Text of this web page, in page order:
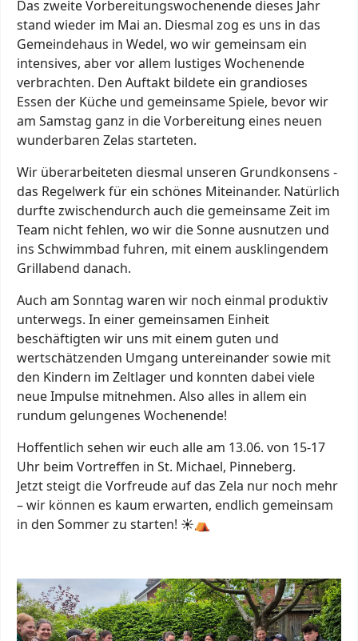
Das zweite Vorbereitungswochenende dieses Jahr
stand wieder im Mai an. Diesmal zog es uns in das
Gemeindehaus in Wedel, wo wir gemeinsam ein
intensives, aber vor allem lustiges Wochenende
verbrachten. Den Auftakt bildete ein grandioses
Essen der Küche und gemeinsame Spiele, bevor wir
am Samstag ganz in die Vorbereitung eines neuen
wunderbaren Zelas starteten.
Wir überarbeiteten diesmal unseren Grundkonsens -
das Regelwerk für ein schönes Miteinander. Natürlich
durfte zwischendurch auch die gemeinsame Zeit im
Team nicht fehlen, wo wir die Sonne ausnutzen und
ins Schwimmbad fuhren, mit einem ausklingendem
Grillabend danach.
Auch am Sonntag waren wir noch einmal produktiv
unterwegs. In einer gemeinsamen Einheit
beschäftigten wir uns mit einem guten und
wertschätzenden Umgang untereinander sowie mit
den Kindern im Zeltlager und konnten dabei viele
neue Impulse mitnehmen. Also alles in allem ein
rundum gelungenes Wochenende!
Hoffentlich sehen wir euch alle am 13.06. von 15-17
Uhr beim Vortreffen in St. Michael, Pinneberg.
Jetzt steigt die Vorfreude auf das Zela nur noch mehr
– wir können es kaum erwarten, endlich gemeinsam
in den Sommer zu starten! ☀️⛺